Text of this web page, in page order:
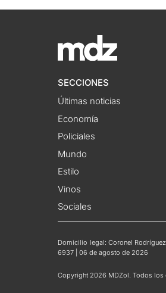
SECCIONES
Últimas noticias
Economía
Policiales
Mundo
Estilo
Vinos
Sociales
Domicilio legal: Coronel
6937 | 06 de agosto de 2026
Copyright 2026 MDZol. Todos los